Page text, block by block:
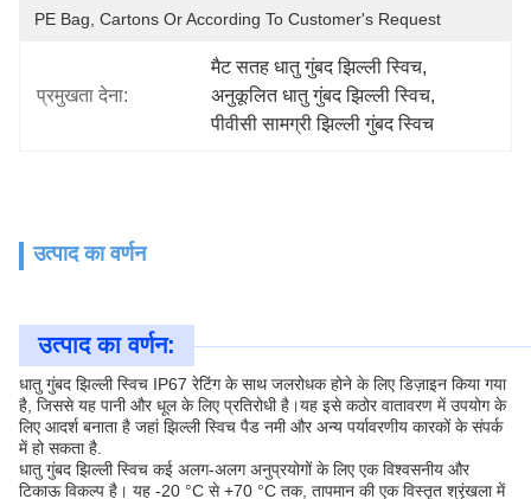
PE Bag, Cartons Or According To Customer's Request
प्रमुखता देना:
मैट सतह धातु गुंबद झिल्ली स्विच,
अनुकूलित धातु गुंबद झिल्ली स्विच,
पीवीसी सामग्री झिल्ली गुंबद स्विच
उत्पाद का वर्णन
उत्पाद का वर्णन:
धातु गुंबद झिल्ली स्विच IP67 रेटिंग के साथ जलरोधक होने के लिए डिज़ाइन किया गया
है, जिससे यह पानी और धूल के लिए प्रतिरोधी है।यह इसे कठोर वातावरण में उपयोग के
लिए आदर्श बनाता है जहां झिल्ली स्विच पैड नमी और अन्य पर्यावरणीय कारकों के संपर्क
में हो सकता है.
धातु गुंबद झिल्ली स्विच कई अलग-अलग अनुप्रयोगों के लिए एक विश्वसनीय और
टिकाऊ विकल्प है। यह -20 °C से +70 °C तक, तापमान की एक विस्तृत श्रृंखला में